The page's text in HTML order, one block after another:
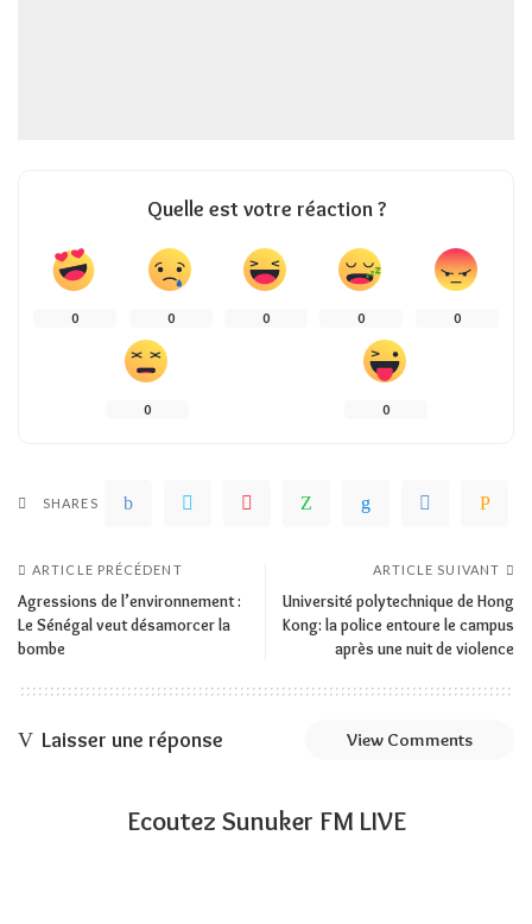
Quelle est votre réaction ?
0 0 0 0 0
0 0
SHARES
ARTICLE PRÉCÉDENT
Agressions de l’environnement :
Le Sénégal veut désamorcer la
bombe
ARTICLE SUIVANT
Université polytechnique de Hong
Kong: la police entoure le campus
après une nuit de violence
Laisser une réponse View Comments
Ecoutez Sunuker FM LIVE